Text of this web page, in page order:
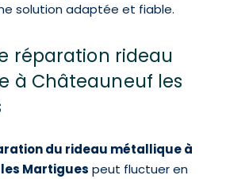
solution adaptée et fiable.
réparation rideau
à Châteauneuf les
du rideau métallique à
Martigues peut fluctuer en